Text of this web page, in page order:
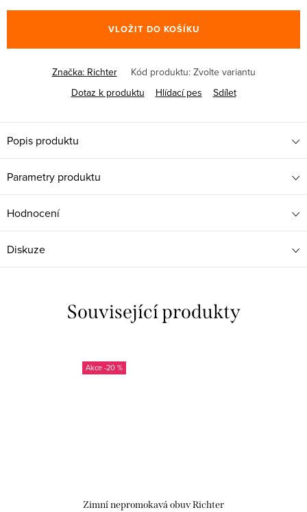
cena:
VLOŽIT DO KOŠÍKU
Značka: Richter Kód produktu: Zvolte variantu
Dotaz k produktu
Hlídací pes Sdílet
Popis produktu
Parametry produktu
Hodnocení
Diskuze
Související produkty
-20 %
Zimní nepromokavá obuv Richter